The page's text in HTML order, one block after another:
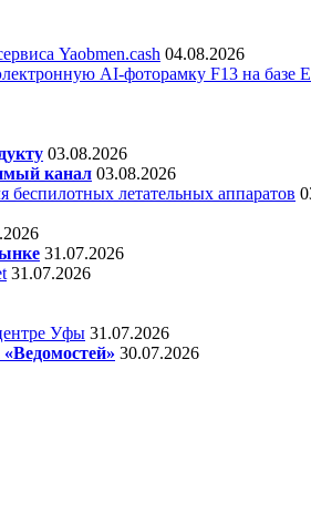
Yaobmen.cash 04.08.2026
AI-фоторамку F13 на базе
03.08.2026
канал 03.08.2026
летательных аппаратов
31.07.2026
31.07.2026
Уфы 31.07.2026
30.07.2026